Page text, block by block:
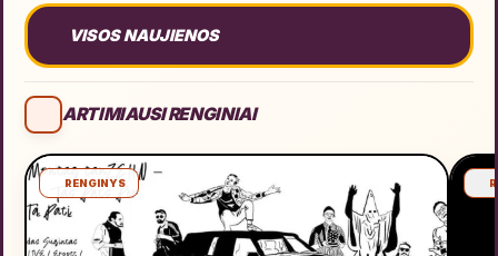
VISOS NAUJIENOS
ARTIMIAUSI RENGINIAI
RENGINYS